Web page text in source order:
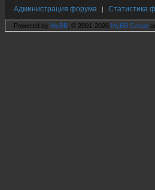
Администрация форума | Статистика
Powered by MyBB , © 2001-2026 MyBB Group